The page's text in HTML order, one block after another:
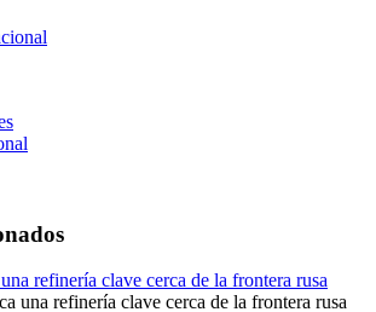
refinería clave cerca de la frontera rusa